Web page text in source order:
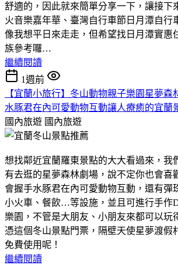
舒適的，因此就來簡單分享一下，讓接下
火音樂嘉年華、臺灣自行車節日月潭自行
像我想平日來走走，但希望找日月潭實惠
族參考囉…
繼續閱讀
1週前
【宜蘭小旅行】冬山動物親子樂園星夢森
水豚君在內可愛動物互動讓人療癒的宜蘭
國內旅遊 國內旅遊
想找鄰近宜蘭羅東景點的大大看過來，我
有去逛的星夢森林劇場，說不定你也會喜
會握手水豚君在內可愛動物互動，還有彈
小火車、餐飲…等設施，並且可進行手作
樂園，不管是大朋友、小朋友來都可以玩
憑這個冬山景點門票，隔壁天使星夢渡假
免費使用呢！
繼續閱讀